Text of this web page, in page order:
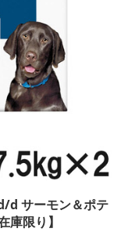
d サーモン＆ポテ
限り】